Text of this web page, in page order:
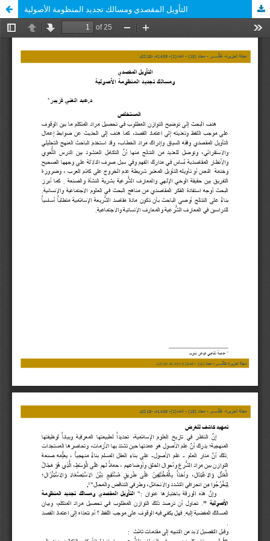
التأويل المقصدي ومسالك تجديد المنظومة الأصولية